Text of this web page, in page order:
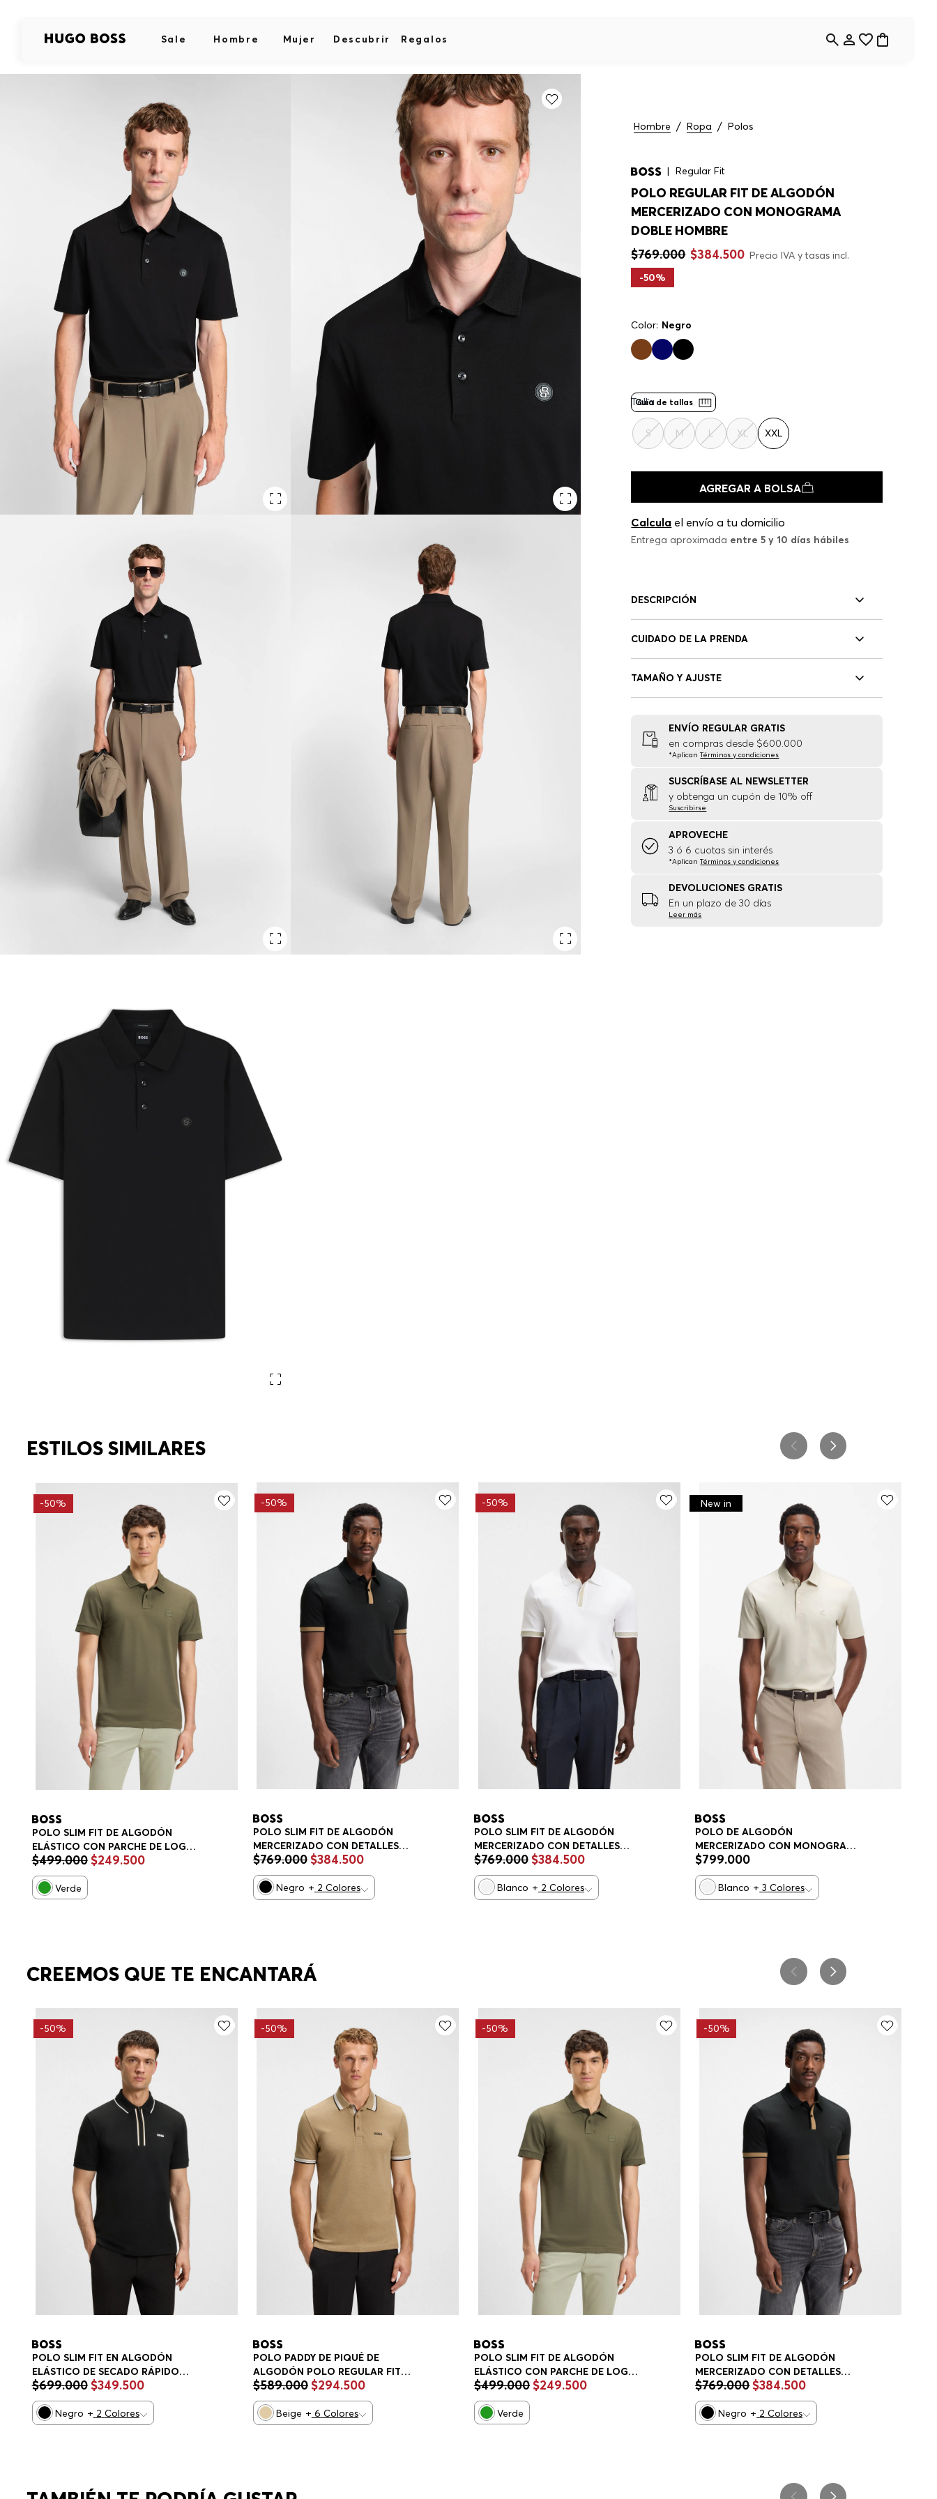
Sale Hombre Mujer Descubrir Regalos
Hombre Ropa Polos
Regular Fit
POLO REGULAR FIT DE ALGODÓN
MERCERIZADO CON MONOGRAMA
DOBLE HOMBRE
$769.000 $384.500 Precio IVA y tasas incl.
-50%
Color: Negro
Guía de tallas
Talla
S M L XL XXL
AGREGAR A BOLSA
Calcula el envío a tu domicilio
Entrega aproximada entre 5 y 10 días hábiles
DESCRIPCIÓN
CUIDADO DE LA PRENDA
TAMAÑO Y AJUSTE
ENVÍO REGULAR GRATIS
en compras desde $600.000
*AplicanTérminos y condiciones
SUSCRÍBASE AL NEWSLETTER
y obtenga un cupón de 10% off
Suscribirse
APROVECHE
3 ó 6 cuotas sin interés
*AplicanTérminos y condiciones
DEVOLUCIONES GRATIS
En un plazo de 30 días
Leer más
ESTILOS SIMILARES
-50%
POLO SLIM FIT DE ALGODÓN
ELÁSTICO CON PARCHE DE LOGO
POLO SLIM FIT HOMBRE
$499.000 $249.500
Verde
-50%
POLO SLIM FIT DE ALGODÓN
MERCERIZADO CON DETALLES
ESTRUCTURADOS POLO SLIM FIT
HOMBRE
$769.000 $384.500
Negro + 2 Colores
-50%
POLO SLIM FIT DE ALGODÓN
MERCERIZADO CON DETALLES
ESTRUCTURADOS POLO SLIM FIT
HOMBRE
$769.000 $384.500
Blanco + 2 Colores
New in
POLO DE ALGODÓN
MERCERIZADO CON MONOGRAMA
DOUBLE B POLO REGULAR FIT
HOMBRE
$799.000
Blanco + 3 Colores
CREEMOS QUE TE ENCANTARÁ
-50%
POLO SLIM FIT EN ALGODÓN
ELÁSTICO DE SECADO RÁPIDO
POLO SLIM FIT HOMBRE
$699.000 $349.500
Negro + 2 Colores
-50%
POLO PADDY DE PIQUÉ DE
ALGODÓN POLO REGULAR FIT
HOMBRE
$589.000 $294.500
Beige + 6 Colores
-50%
POLO SLIM FIT DE ALGODÓN
ELÁSTICO CON PARCHE DE LOGO
POLO SLIM FIT HOMBRE
$499.000 $249.500
Verde
-50%
POLO SLIM FIT DE ALGODÓN
MERCERIZADO CON DETALLES
ESTRUCTURADOS POLO SLIM FIT
HOMBRE
$769.000 $384.500
Negro + 2 Colores